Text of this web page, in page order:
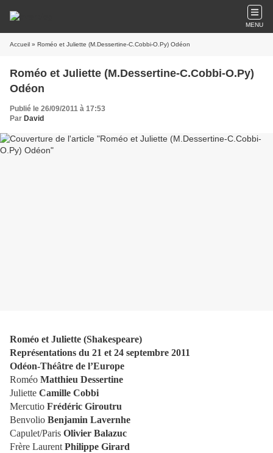
MENU
Accueil » Roméo et Juliette (M.Dessertine-C.Cobbi-O.Py) Odéon
Roméo et Juliette (M.Dessertine-C.Cobbi-O.Py)
Odéon
Publié le 26/09/2011 à 17:53
Par David
Roméo et Juliette (Shakespeare)
Représentations du 21 et 24 septembre 2011
Odéon-Théâtre de l’Europe
Roméo Matthieu Dessertine
Juliette Camille Cobbi
Mercutio Frédéric Giroutru
Benvolio Benjamin Lavernhe
Capulet/Paris Olivier Balazuc
Frère Laurent Philippe Girard